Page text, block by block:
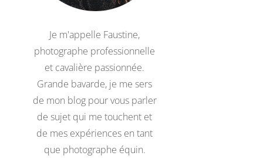
Je m'appelle Faustine,
photographe professionnelle
et cavalière passionnée.
Grande bavarde, je me sers
de mon blog pour vous parler
de sujet qui me touchent et
de mes expériences en tant
que photographe équin.